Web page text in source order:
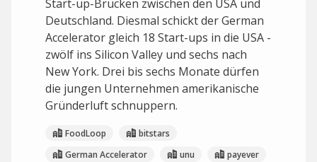
Start-up-Brücken zwischen den USA und
Deutschland. Diesmal schickt der German
Accelerator gleich 18 Start-ups in die USA -
zwölf ins Silicon Valley und sechs nach
New York. Drei bis sechs Monate dürfen
die jungen Unternehmen amerikanische
Gründerluft schnuppern.
FoodLoop
bitstars
German Accelerator
unu payever